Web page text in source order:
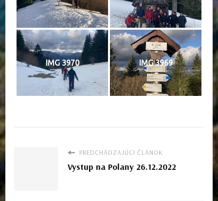
IMG 3970 IMG 3969
PREDCHÁDZAJÚCI ČLÁNOK
Vystup na Polany 26.12.2022